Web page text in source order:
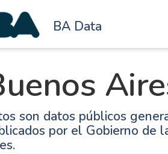
BA Data
son datos públicos
por el Gobierno de